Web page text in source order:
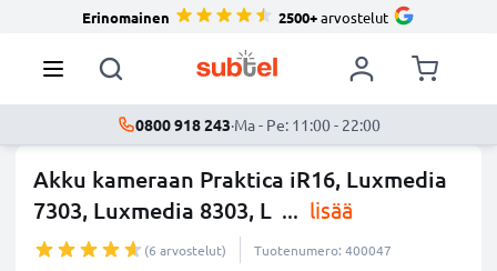
Erinomainen 2500+arvostelut
0800 918 243·Ma - Pe: 11:00 - 22:00
Akku kameraan Praktica iR16, Luxmedia
7303, Luxmedia 8303, L ... lisää
(6 arvostelut) Tuotenumero: 400047